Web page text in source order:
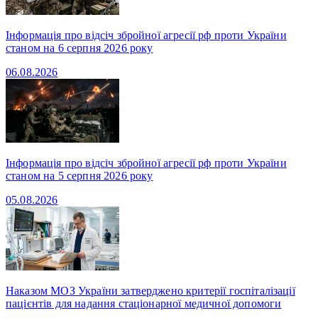
Інформація про відсіч збройної агресії рф проти України
станом на 6 серпня 2026 року
06.08.2026
Інформація про відсіч збройної агресії рф проти України
станом на 5 серпня 2026 року
05.08.2026
Наказом МОЗ України затверджено критерії госпіталізації
пацієнтів для надання стаціонарної медичної допомоги